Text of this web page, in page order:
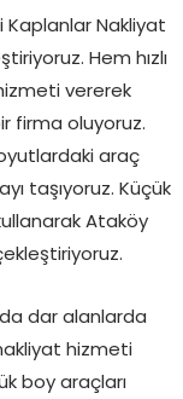
Nakliyat
Hem hızlı
vererek
firma oluyoruz.
araç
taşıyoruz. Küçük
Ataköy
dar alanlarda
hizmeti
boy araçları